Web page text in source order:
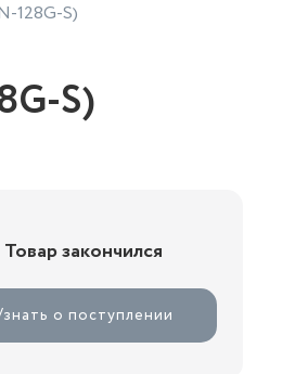
128G-S)
S)
Товар закончился
о поступлении